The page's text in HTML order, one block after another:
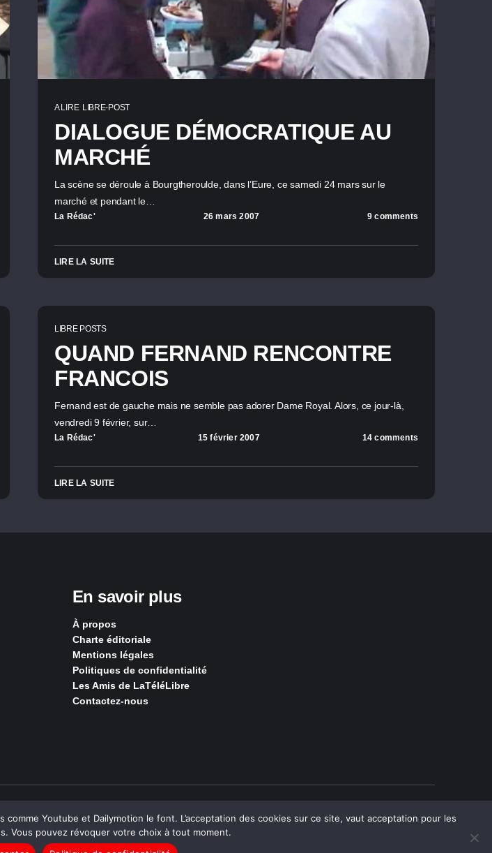
A LIRE LIBRE-POST
DIALOGUE DÉMOCRATIQUE AU
MARCHÉ
La scène se déroule à Bourgtheroulde, dans l’Eure, ce samedi 24 mars sur le
marché et pendant le…
La Rédac' 26 mars 2007 9 comments
LIRE LA SUITE
LIBRE POSTS
QUAND FERNAND RENCONTRE
FRANCOIS
Fernand est de gauche mais ne semble pas adorer Dame Royal. Alors, ce jour-là,
vendredi 9 février, sur…
La Rédac' 15 février 2007 14 comments
LIRE LA SUITE
En savoir plus
À propos
Charte éditoriale
Mentions légales
Politiques de confidentialité
Les Amis de LaTéléLibre
Contactez-nous
Commons.
Youtube et Dailymotion le font. L’acceptation des cookies sur ce site, vaut acceptation pour les
Vous pouvez révoquer votre choix à tout moment.